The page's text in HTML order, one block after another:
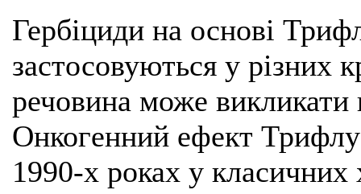
Гербіциди на основі
застосовуються у різних
речовина може викликати
Онкогенний ефект
1990-х роках у класичних